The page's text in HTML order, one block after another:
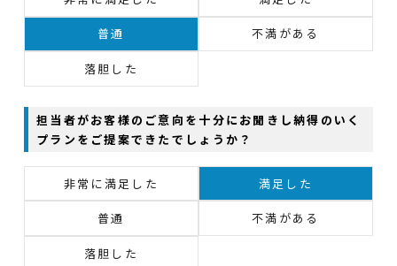
普通 不満がある
落胆した
担当者がお客様のご意向を十分にお聞きし納得のいく
プランをご提案できたでしょうか？
非常に満足した 満足した
普通 不満がある
落胆した